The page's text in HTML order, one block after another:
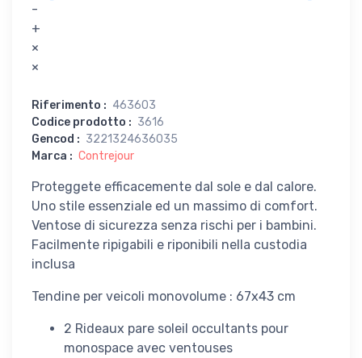
-
+
×
×
Riferimento : 463603
Codice prodotto : 3616
Gencod : 3221324636035
Marca : Contrejour
Proteggete efficacemente dal sole e dal calore.
Uno stile essenziale ed un massimo di comfort.
Ventose di sicurezza senza rischi per i bambini.
Facilmente ripigabili e riponibili nella custodia
inclusa
Tendine per veicoli monovolume : 67x43 cm
2 Rideaux pare soleil occultants pour
monospace avec ventouses